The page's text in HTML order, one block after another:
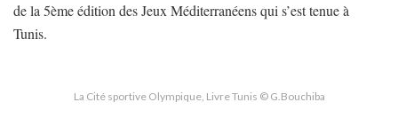
de la 5ème édition des Jeux Méditerranéens qui s’est tenue à
Tunis.
La Cité sportive Olympique, Livre Tunis © G.Bouchiba